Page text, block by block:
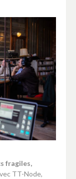
fragiles,
TT-Node,